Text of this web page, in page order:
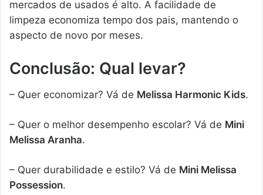
mercados de usados é alto. A facilidade de
limpeza economiza tempo dos pais, mantendo o
aspecto de novo por meses.
Conclusão: Qual levar?
– Quer economizar? Vá de Melissa Harmonic Kids.
– Quer o melhor desempenho escolar? Vá de Mini
Melissa Aranha.
– Quer durabilidade e estilo? Vá de Mini Melissa
Possession.